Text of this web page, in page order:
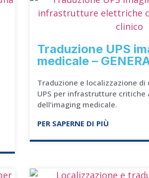
Traduzione UPS
medicale –
Traduzione e localizzazione di
UPS per infrastrutture critiche
dell’imaging medicale.
PER SAPERNE DI PIÙ